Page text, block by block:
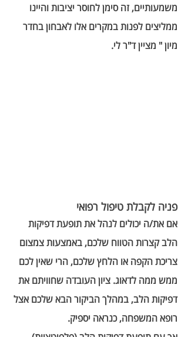
משמעותיים, זה סימן לחוסר יציבות והיינו
ממליצים לפנות במקרים אלו לאבחון בחדר
מיון " מציין ד"ר לי.
פניה לקבלת טיפול רפואי
אם את/ה יכולים לנהל את תופעת דפיקות
הלב קצרות הטווח שלכם, באמצעות צמצום
צריכת הקפה או הלחץ שלכם, הרי שאין לכם
ממש ממה לדאוג. ציון העובדה שחוויתם את
דפיקות הלב, במהלך הביקור הבא שלכם אצל
רופא המשפחה, כנראה יספיק.